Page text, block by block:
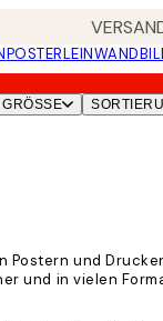
POSTER
GRÖSSE
und
und in vielen